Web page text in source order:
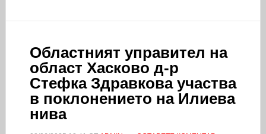
Областният управител на
област Хасково д-р
Стефка Здравкова участва
в поклонението на Илиева
нива